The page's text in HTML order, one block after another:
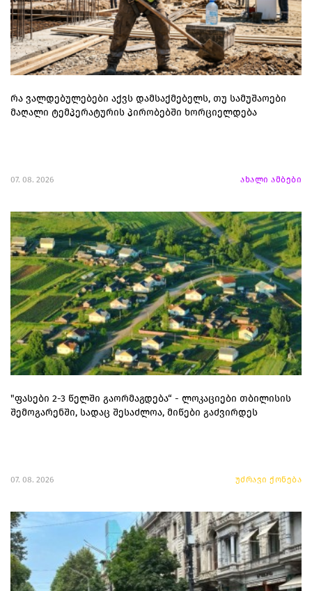
რა ვალდებულებები აქვს დამსაქმებელს, თუ სამუშაოები
მაღალი ტემპერატურის პირობებში ხორციელდება
07. 08. 2026 ახალი ამბები
"ფასები 2-3 წელში გაორმაგდება“ - ლოკაციები თბილისის
შემოგარენში, სადაც შესაძლოა, მიწები გაძვირდეს
07. 08. 2026 უძრავი ქონება